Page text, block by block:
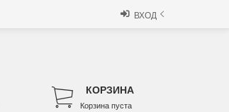
ВХОД
КОРЗИНА
Корзина пуста